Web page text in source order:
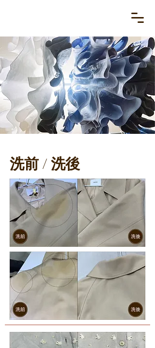
洗前 / 洗後